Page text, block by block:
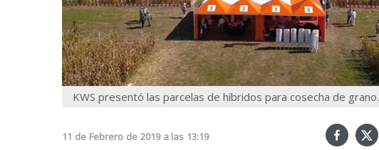
KWS presentó las parcelas de híbridos para cosecha de grano.
11 de Febrero de 2019 a las 13:19